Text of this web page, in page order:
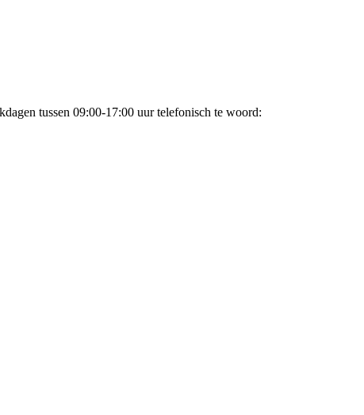
tussen 09:00-17:00 uur telefonisch te woord: